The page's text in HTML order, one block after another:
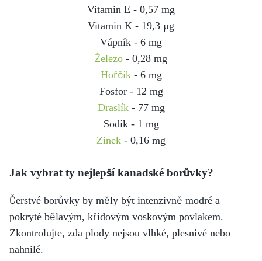
Vitamin E - 0,57 mg
Vitamin K - 19,3 µg
Vápník - 6 mg
Železo - 0,28 mg
Hořčík- 6 mg
Fosfor - 12 mg
Draslík- 77 mg
Sodík - 1 mg
Zinek - 0,16 mg
Jak vybrat ty nejlepší kanadské borůvky?
Čerstvé borůvky by měly být intenzivně modré a
pokryté bělavým, křídovým voskovým povlakem.
Zkontrolujte, zda plody nejsou vlhké, plesnivé nebo
nahnilé.